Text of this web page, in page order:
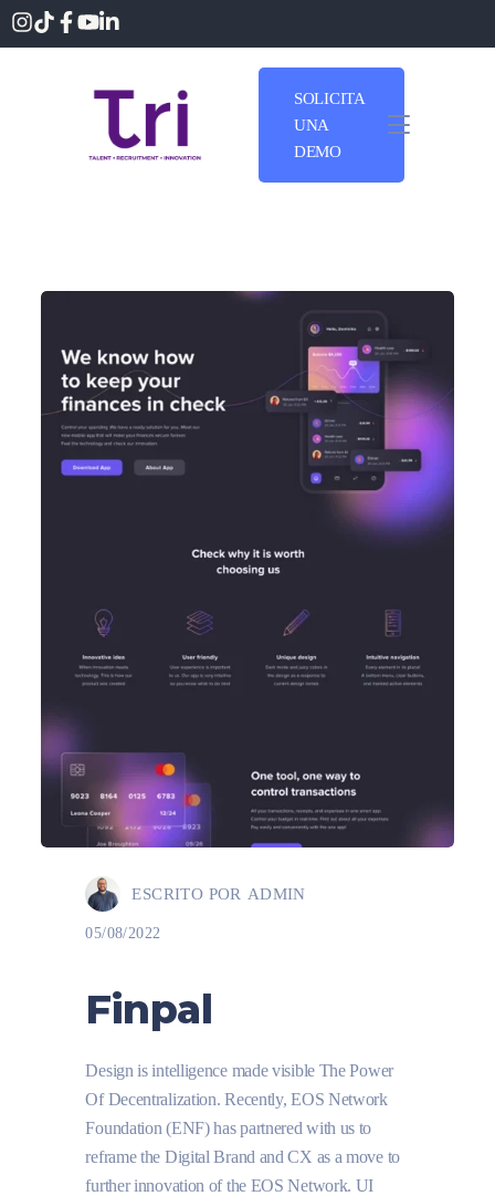
SOLICITA
UNA
DEMO
ESCRITO POR ADMIN
05/08/2022
Finpal
Design is intelligence made visible The Power
Of Decentralization. Recently, EOS Network
Foundation (ENF) has partnered with us to
reframe the Digital Brand and CX as a move to
further innovation of the EOS Network. UI